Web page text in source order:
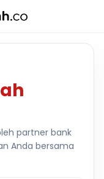
partner bank
Anda bersama